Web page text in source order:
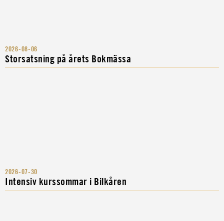
2026-08-06
Storsatsning på årets Bokmässa
2026-07-30
Intensiv kurssommar i Bilkåren